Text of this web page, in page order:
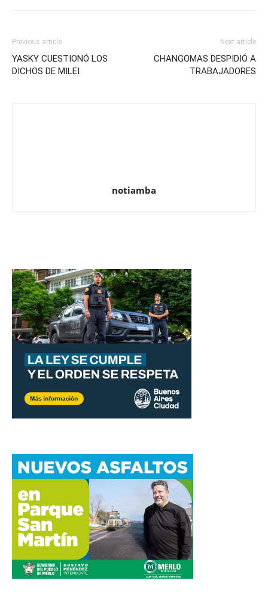
Previous article
YASKY CUESTIONÓ LOS
DICHOS DE MILEI
Next article
CHANGOMAS DESPIDIÓ A
TRABAJADORES
notiamba